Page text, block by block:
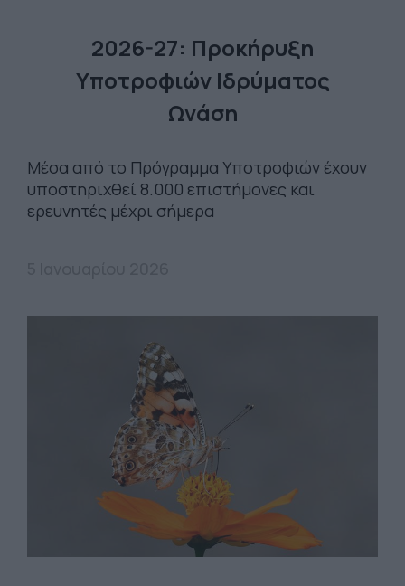
2026-27: Προκήρυξη
Υποτροφιών Ιδρύματος
Ωνάση
Μέσα από το Πρόγραμμα Υποτροφιών έχουν
υποστηριχθεί 8.000 επιστήμονες και
ερευνητές μέχρι σήμερα